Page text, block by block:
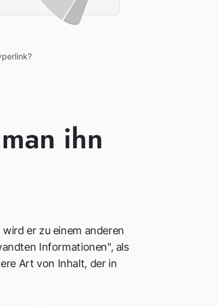
ihn
er zu einem anderen
Informationen", als
Art von Inhalt, der in